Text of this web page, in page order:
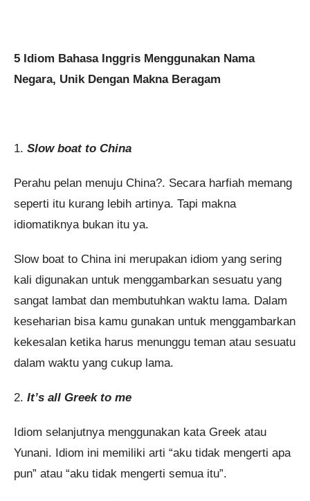
5 Idiom Bahasa Inggris Menggunakan Nama
Negara, Unik Dengan Makna Beragam
1. Slow boat to China
Perahu pelan menuju China?. Secara harfiah memang
seperti itu kurang lebih artinya. Tapi makna
idiomatiknya bukan itu ya.
Slow boat to China ini merupakan idiom yang sering
kali digunakan untuk menggambarkan sesuatu yang
sangat lambat dan membutuhkan waktu lama. Dalam
keseharian bisa kamu gunakan untuk menggambarkan
kekesalan ketika harus menunggu teman atau sesuatu
dalam waktu yang cukup lama.
2. It’s all Greek to me
Idiom selanjutnya menggunakan kata Greek atau
Yunani. Idiom ini memiliki arti “aku tidak mengerti apa
pun” atau “aku tidak mengerti semua itu”.